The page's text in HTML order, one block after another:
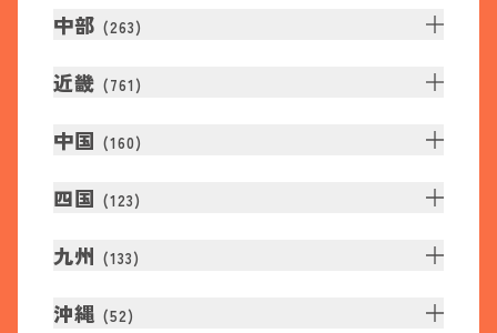
中部 (263)
近畿 (761 )
中国 (160)
四国 (123)
九州 (133)
沖縄 (52)